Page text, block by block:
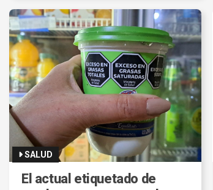
SALUD
El actual etiquetado de